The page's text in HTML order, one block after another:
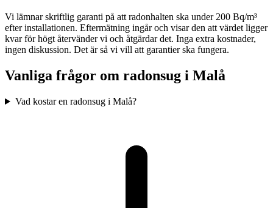
Vi lämnar skriftlig garanti på att radonhalten ska under 200 Bq/m³
efter installationen. Eftermätning ingår och visar den att värdet ligger
kvar för högt återvänder vi och åtgärdar det. Inga extra kostnader,
ingen diskussion. Det är så vi vill att garantier ska fungera.
Vanliga frågor om radonsug i Malå
Vad kostar en radonsug i Malå?